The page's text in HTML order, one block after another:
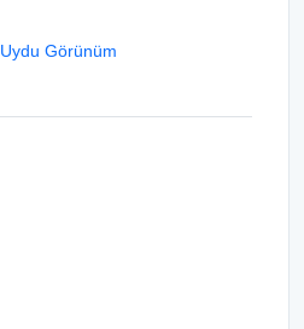
Uydu Görünüm